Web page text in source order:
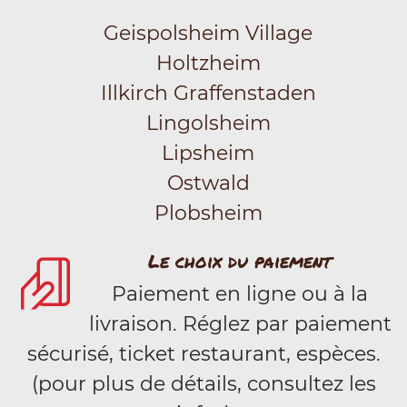
Geispolsheim Village
Holtzheim
Illkirch Graffenstaden
Lingolsheim
Lipsheim
Ostwald
Plobsheim
Le choix du paiement
Paiement en ligne ou à la
livraison. Réglez par paiement
sécurisé, ticket restaurant, espèces.
(pour plus de détails, consultez les